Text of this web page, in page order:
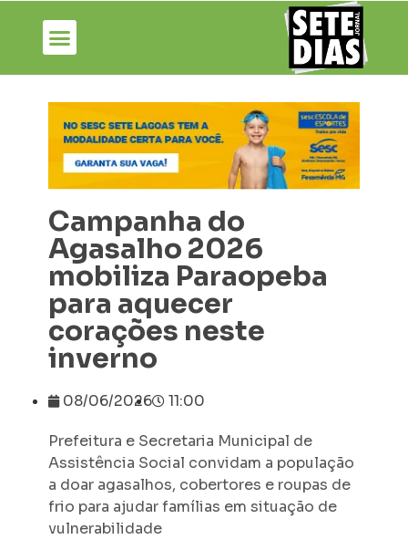
Campanha do
Agasalho 2026
mobiliza Paraopeba
para aquecer
corações neste
inverno
08/06/2026 11:00
Prefeitura e Secretaria Municipal de
Assistência Social convidam a população
a doar agasalhos, cobertores e roupas de
frio para ajudar famílias em situação de
vulnerabilidade